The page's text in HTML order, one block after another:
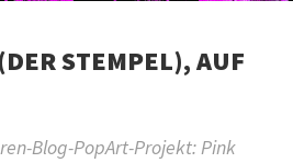
STEMPEL), AUF
Blog-PopArt-Projekt: Pink